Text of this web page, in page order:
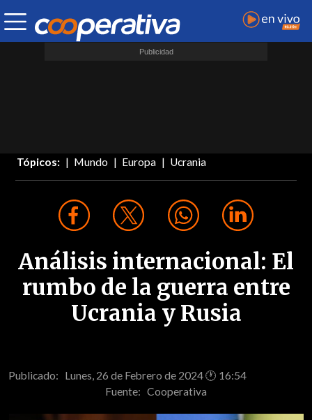
Tópicos: Mundo Europa Ucrania
Análisis internacional: El
rumbo de la guerra entre
Ucrania y Rusia
Publicado: Lunes, 26 de Febrero de 2024 🕐 16:54
Fuente: Cooperativa